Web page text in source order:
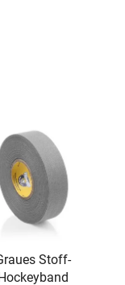
Stoff-